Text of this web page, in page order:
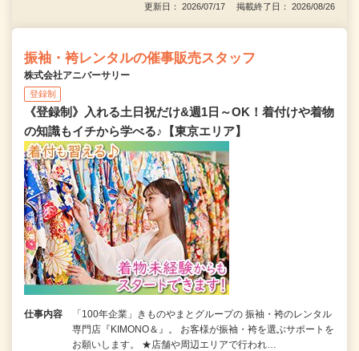
更新日： 2026/07/17 掲載終了日： 2026/08/26
振袖・袴レンタルの催事販売スタッフ
株式会社アニバーサリー
登録制
《登録制》入れる土日祝だけ&週1日～OK！着付けや着物
の知識もイチから学べる♪【東京エリア】
仕事内容
「100年企業」きものやまとグループの 振袖・袴のレンタル
専門店『KIMONO＆』。 お客様が振袖・袴を選ぶサポートを
お願いします。 ★店舗や周辺エリアで行われ…